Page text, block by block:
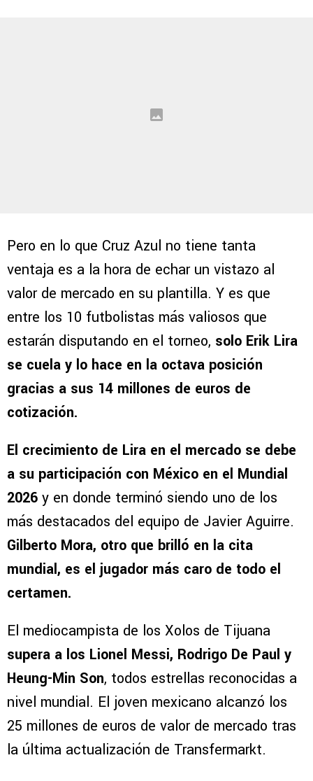
Pero en lo que Cruz Azul no tiene tanta
ventaja es a la hora de echar un vistazo al
valor de mercado en su plantilla. Y es que
entre los 10 futbolistas más valiosos que
estarán disputando en el torneo, solo Erik Lira
se cuela y lo hace en la octava posición
gracias a sus 14 millones de euros de
cotización.
El crecimiento de Lira en el mercado se debe
a su participación con México en el Mundial
2026 y en donde terminó siendo uno de los
más destacados del equipo de Javier Aguirre.
Gilberto Mora, otro que brilló en la cita
mundial, es el jugador más caro de todo el
certamen.
El mediocampista de los Xolos de Tijuana
supera a los Lionel Messi, Rodrigo De Paul y
Heung-Min Son, todos estrellas reconocidas a
nivel mundial. El joven mexicano alcanzó los
25 millones de euros de valor de mercado tras
la última actualización de Transfermarkt.